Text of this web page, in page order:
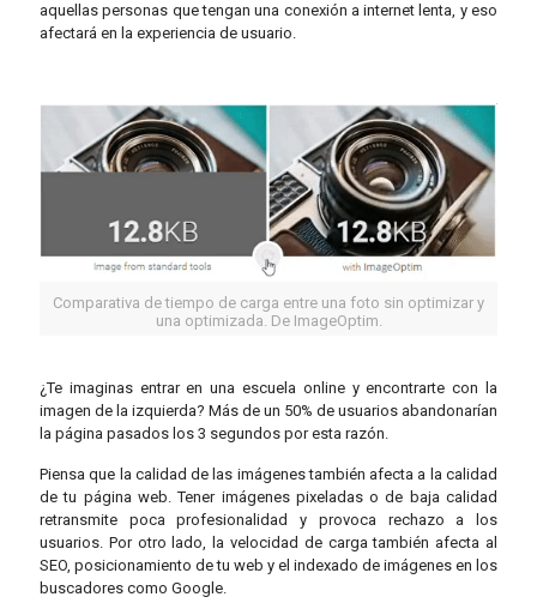
aquellas personas que tengan una conexión a internet lenta, y eso
afectará en la experiencia de usuario.
Comparativa de tiempo de carga entre una foto sin optimizar y
una optimizada. De ImageOptim.
¿Te imaginas entrar en una escuela online y encontrarte con la
imagen de la izquierda? Más de un 50% de usuarios abandonarían
la página pasados los 3 segundos por esta razón.
Piensa que la calidad de las imágenes también afecta a la calidad
de tu página web. Tener imágenes pixeladas o de baja calidad
retransmite poca profesionalidad y provoca rechazo a los
usuarios. Por otro lado, la velocidad de carga también afecta al
SEO, posicionamiento de tu web y el indexado de imágenes en los
buscadores como Google.